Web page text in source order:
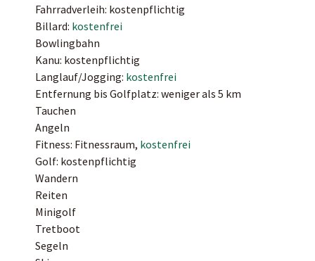
Fahrradverleih: kostenpflichtig
Billard: kostenfrei
Bowlingbahn
Kanu: kostenpflichtig
Langlauf/Jogging: kostenfrei
Entfernung bis Golfplatz: weniger als 5 km
Tauchen
Angeln
Fitness: Fitnessraum, kostenfrei
Golf: kostenpflichtig
Wandern
Reiten
Minigolf
Tretboot
Segeln